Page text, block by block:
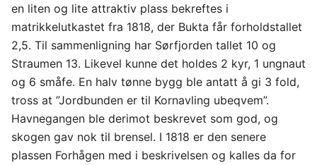
en liten og lite attraktiv plass bekreftes i
matrikkelutkastet fra 1818, der Bukta får forholdstallet
2,5. Til sammenligning har Sørfjorden tallet 10 og
Straumen 13. Likevel kunne det holdes 2 kyr, 1 ungnaut
og 6 småfe. En halv tønne bygg ble antatt å gi 3 fold,
tross at ”Jordbunden er til Kornavling ubeqvem”.
Havnegangen ble derimot beskrevet som god, og
skogen gav nok til brensel. I 1818 er den senere
plassen Forhågen med i beskrivelsen og kalles da for